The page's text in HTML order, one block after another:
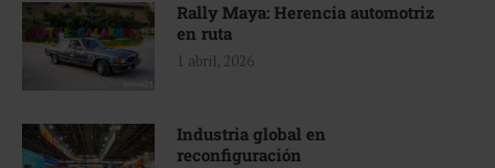
Rally Maya: Herencia automotriz
en ruta
1 abril, 2026
Industria global en
reconfiguración